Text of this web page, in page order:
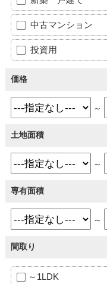
中古マンション
投資用
価格
～
土地面積
～
専有面積
～
間取り
～1LDK